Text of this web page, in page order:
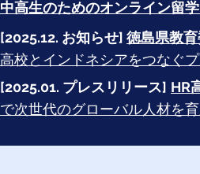
中高生のためのオンライン留
[2025.12. お知らせ] 徳島県教
高校とインドネシアをつなぐ
[2025.01. プレスリリース] HR
で次世代のグローバル人材を